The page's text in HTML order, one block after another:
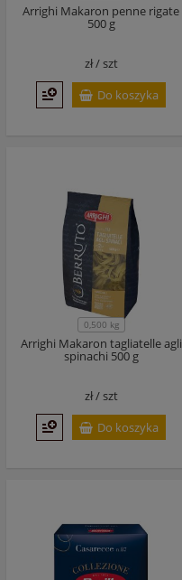
Arrighi Makaron penne rigate
500 g
zł /szt
Do koszyka
0,500 kg
Arrighi Makaron tagliatelle agli
spinachi 500 g
zł /szt
Do koszyka